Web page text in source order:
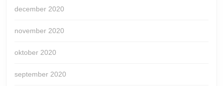
december 2020
november 2020
oktober 2020
september 2020